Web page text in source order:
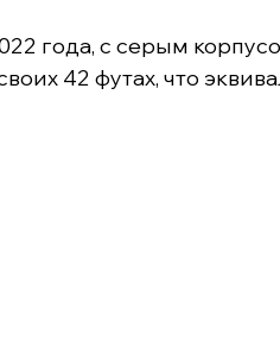
года, с серым
42 футах, что